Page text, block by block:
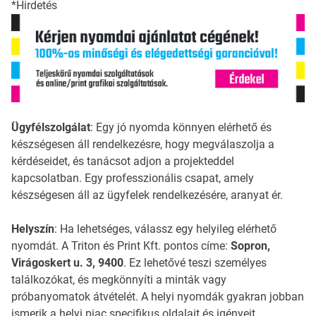
*Hirdetés
Ügyfélszolgálat: Egy jó nyomda könnyen elérhető és
készségesen áll rendelkezésre, hogy megválaszolja a
kérdéseidet, és tanácsot adjon a projekteddel
kapcsolatban. Egy professzionális csapat, amely
készségesen áll az ügyfelek rendelkezésére, aranyat ér.
Helyszín: Ha lehetséges, válassz egy helyileg elérhető
nyomdát. A Triton és Print Kft. pontos címe: Sopron,
Virágoskert u. 3, 9400. Ez lehetővé teszi személyes
találkozókat, és megkönnyíti a minták vagy
próbanyomatok átvételét. A helyi nyomdák gyakran jobban